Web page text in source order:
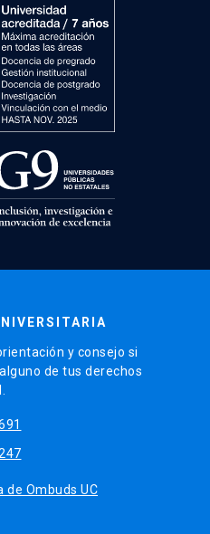
y consejo si
de tus derechos
de Ombuds UC